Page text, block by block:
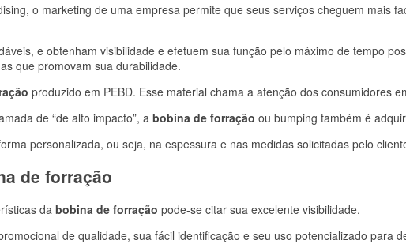
o marketing de uma empresa permite que seus serviços cheguem mais
e obtenham visibilidade e efetuem sua função pelo máximo de tempo
que promovam sua durabilidade.
produzido em PEBD. Esse material chama a atenção dos consumidores
de “de alto impacto”, a bobina de forração ou bumping também é
personalizada, ou seja, na espessura e nas medidas solicitadas pelo
de forração
da bobina de forração pode-se citar sua excelente visibilidade.
de qualidade, sua fácil identificação e seu uso potencializado para